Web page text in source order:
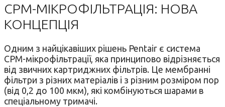
CPM-МІКРОФІЛЬТРАЦІЯ: НОВА
КОНЦЕПЦІЯ
Одним з найцікавіших рішень Pentair є система
CPM-мікрофільтрації, яка принципово відрізняється
від звичних картриджних фільтрів. Це мембранні
фільтри з різних матеріалів і з різним розміром пор
(від 0,2 до 100 мкм), які комбінуються шарами в
спеціальному тримачі.